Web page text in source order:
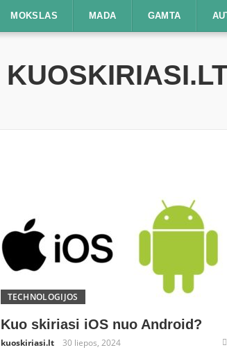
MOKSLAS MADA GAMTA
TECHNOLOGIJOS
Kuo skiriasi iOS nuo Android?
kuoskiriasi.lt 30 liepos, 2024